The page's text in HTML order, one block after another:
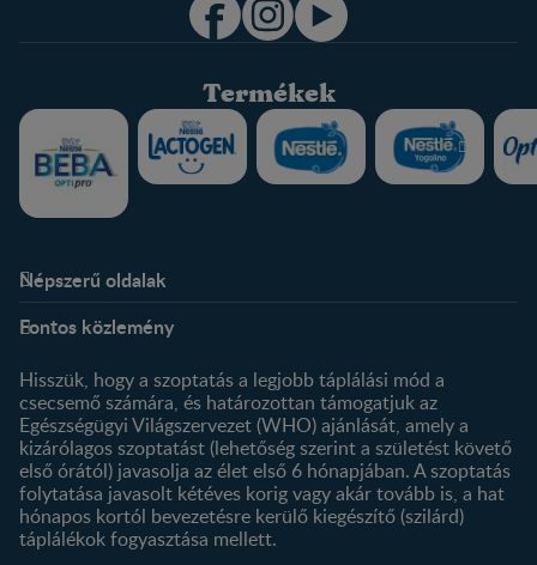
Termékek
Népszerű oldalak
Kapcsolat
Történetünk
Profilom
Termékeink
Termék kereső
Fontos közlemény
Hisszük, hogy a szoptatás a legjobb táplálási mód a
csecsemő számára, és határozottan támogatjuk az
Egészségügyi Világszervezet (WHO) ajánlását, amely a
kizárólagos szoptatást (lehetőség szerint a születést követő
első órától) javasolja az élet első 6 hónapjában. A szoptatás
folytatása javasolt kétéves korig vagy akár tovább is, a hat
hónapos kortól bevezetésre kerülő kiegészítő (szilárd)
táplálékok fogyasztása mellett.